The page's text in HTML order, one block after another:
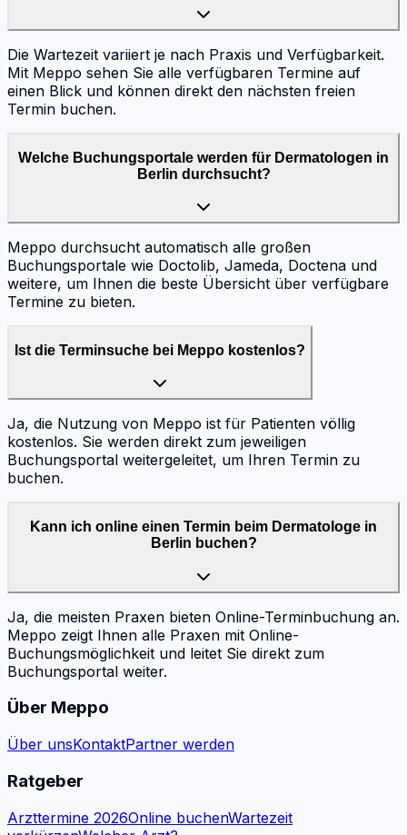
Die Wartezeit variiert je nach Praxis und Verfügbarkeit.
Mit Meppo sehen Sie alle verfügbaren Termine auf
einen Blick und können direkt den nächsten freien
Termin buchen.
Welche Buchungsportale werden für Dermatologen in
Berlin durchsucht?
Meppo durchsucht automatisch alle großen
Buchungsportale wie Doctolib, Jameda, Doctena und
weitere, um Ihnen die beste Übersicht über verfügbare
Termine zu bieten.
Ist die Terminsuche bei Meppo kostenlos?
Ja, die Nutzung von Meppo ist für Patienten völlig
kostenlos. Sie werden direkt zum jeweiligen
Buchungsportal weitergeleitet, um Ihren Termin zu
buchen.
Kann ich online einen Termin beim Dermatologe in
Berlin buchen?
Ja, die meisten Praxen bieten Online-Terminbuchung an.
Meppo zeigt Ihnen alle Praxen mit Online-
Buchungsmöglichkeit und leitet Sie direkt zum
Buchungsportal weiter.
Über Meppo
Über unsKontaktPartner werden
Ratgeber
Arzttermine 2026Online buchenWartezeit